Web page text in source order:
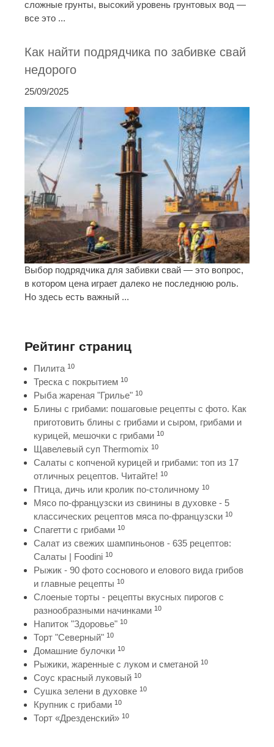
сложные грунты, высокий уровень грунтовых вод —
все это ...
Как найти подрядчика по забивке свай
недорого
25/09/2025
Выбор подрядчика для забивки свай — это вопрос,
в котором цена играет далеко не последнюю роль.
Но здесь есть важный ...
Рейтинг страниц
Пилита 10
Треска с покрытием 10
Рыба жареная "Грилье" 10
Блины с грибами: пошаговые рецепты с фото. Как
приготовить блины с грибами и сыром, грибами и
курицей, мешочки с грибами 10
Щавелевый суп Thermomix 10
Салаты с копченой курицей и грибами: топ из 17
отличных рецептов. Читайте! 10
Птица, дичь или кролик по-столичному 10
Мясо по-французски из свинины в духовке - 5
классических рецептов мяса по-французски 10
Спагетти с грибами 10
Салат из свежих шампиньонов - 635 рецептов:
Салаты | Foodini 10
Рыжик - 90 фото соснового и елового вида грибов
и главные рецепты 10
Слоеные торты - рецепты вкусных пирогов с
разнообразными начинками 10
Напиток "Здоровье" 10
Торт "Северный" 10
Домашние булочки 10
Рыжики, жаренные с луком и сметаной 10
Соус красный луковый 10
Сушка зелени в духовке 10
Крупник с грибами 10
Торт «Дрезденский» 10